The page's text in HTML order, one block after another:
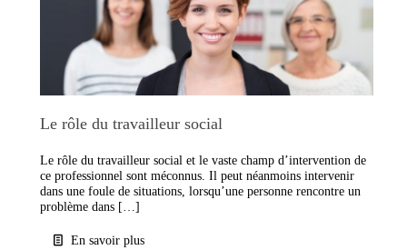
Le rôle du travailleur social
Le rôle du travailleur social et le vaste champ d’intervention de
ce professionnel sont méconnus. Il peut néanmoins intervenir
dans une foule de situations, lorsqu’une personne rencontre un
problème dans […]
En savoir plus